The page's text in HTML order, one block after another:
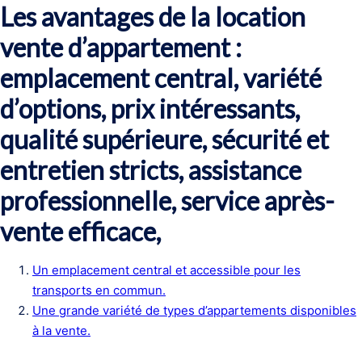
Les avantages de la location
vente d’appartement :
emplacement central, variété
d’options, prix intéressants,
qualité supérieure, sécurité et
entretien stricts, assistance
professionnelle, service après-
vente efficace,
Un emplacement central et accessible pour les
transports en commun.
Une grande variété de types d’appartements disponibles
à la vente.